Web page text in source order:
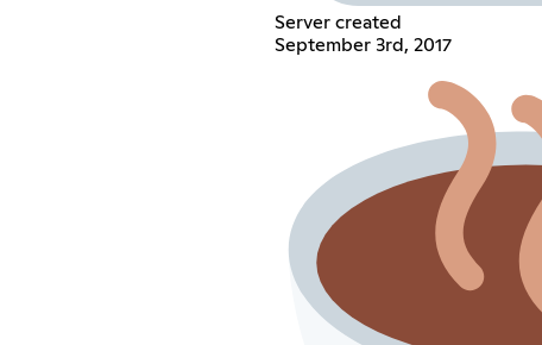
Server created
September 3rd, 2017